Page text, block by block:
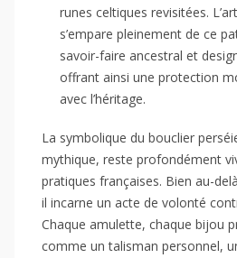
runes celtiques revisitées.
s’empare pleinement de ce
savoir-faire ancestral et
offrant ainsi une protection
avec l’héritage.
La symbolique du bouclier
mythique, reste profondément
pratiques françaises. Bien au-
il incarne un acte de volonté
Chaque amulette, chaque bijou
comme un talisman personnel,